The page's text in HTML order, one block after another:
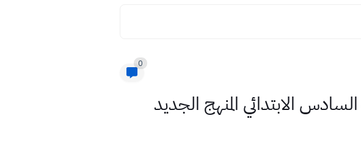
0
الابتدائي المنهج الجديد